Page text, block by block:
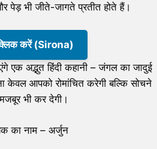
पेड़ भी जीते-जागते प्रतीत होते हैं।
करें (Sirona)
एक अद्भुत हिंदी कहानी – जंगल का जादुई
केवल आपको रोमांचित करेगी बल्कि सोचने
भी कर देगी।
का नाम – अर्जुन